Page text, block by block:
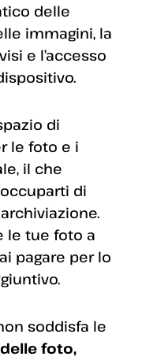
delle
immagini, la
e l’accesso
di
le foto e i
il che
di
le tue foto a
pagare per lo
soddisfa le
foto,